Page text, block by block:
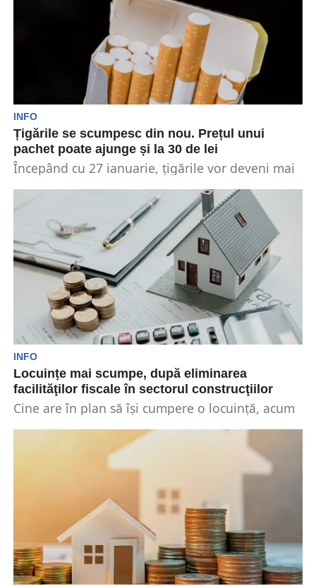
INFO
Țigările se scumpesc din nou. Prețul unui
pachet poate ajunge și la 30 de lei
Începând cu 27 ianuarie, țigările vor deveni mai
INFO
Locuințe mai scumpe, după eliminarea
facilităţilor fiscale în sectorul construcţiilor
Cine are în plan să îşi cumpere o locuinţă, acum